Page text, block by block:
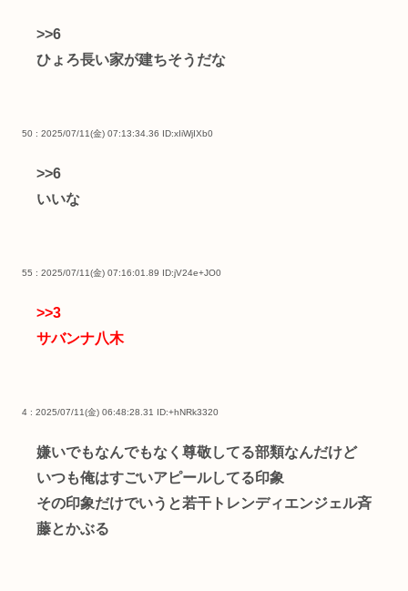
>>6
ひょろ長い家が建ちそうだな
50 : 2025/07/11(金) 07:13:34.36 ID:xIiWjIXb0
>>6
いいな
55 : 2025/07/11(金) 07:16:01.89 ID:jV24e+JO0
>>3
サバンナ八木
4 : 2025/07/11(金) 06:48:28.31 ID:+hNRk3320
嫌いでもなんでもなく尊敬してる部類なんだけど
いつも俺はすごいアピールしてる印象
その印象だけでいうと若干トレンディエンジェル斉
藤とかぶる